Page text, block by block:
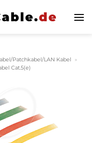
Patchkabel/LAN Kabel
»
Cat.5(e)